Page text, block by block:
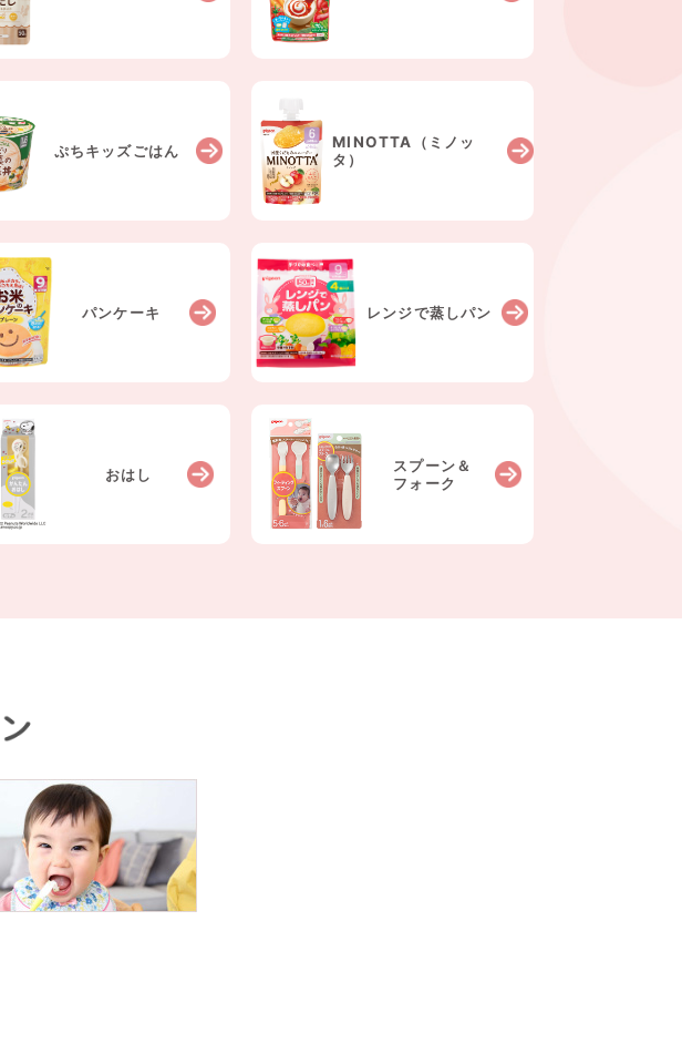
ぷちキッズごはん MINOTTA
（ミノッ
タ）
パンケーキ レンジで蒸しパン
おはし
スプーン＆
フォーク